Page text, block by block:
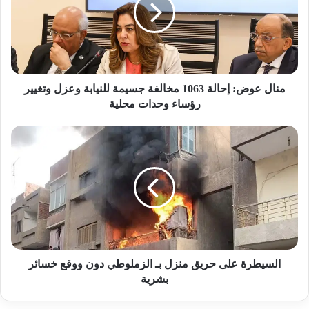
ع
و
ض
إ
ة
1
6
م
خ
ل
منال عوض: إحالة 1063 مخالفة جسيمة للنيابة وعزل وتغيير
رؤساء وحدات محلية
ا
ل
س
ط
ر
ة
ع
ل
السيطرة على حريق منزل بـ الزملوطي دون ووقع خسائر
بشرية